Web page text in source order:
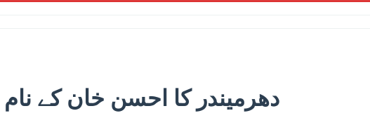
دھرمیندر کا احسن خان کے